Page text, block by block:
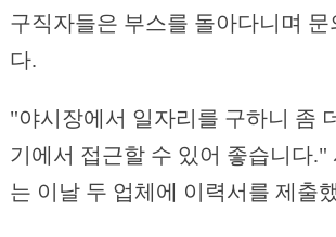
구직자들은 부스를 돌아다니며
다.
"야시장에서 일자리를 구하니 좀
기에서 접근할 수 있어 좋습니다."
는 이날 두 업체에 이력서를 제출